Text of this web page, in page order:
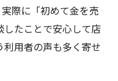
際に「初めて金を売
したことで安心して店
用者の声も多く寄せ